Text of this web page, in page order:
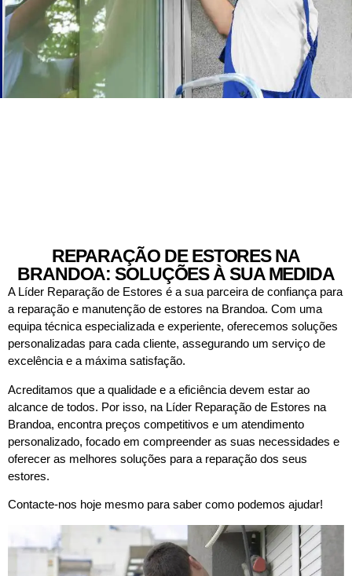
REPARAÇÃO DE ESTORES NA
BRANDOA: SOLUÇÕES À SUA MEDIDA
A Líder Reparação de Estores é a sua parceira de confiança para
a reparação e manutenção de estores na Brandoa. Com uma
equipa técnica especializada e experiente, oferecemos soluções
personalizadas para cada cliente, assegurando um serviço de
excelência e a máxima satisfação.
Acreditamos que a qualidade e a eficiência devem estar ao
alcance de todos. Por isso, na Líder Reparação de Estores na
Brandoa, encontra preços competitivos e um atendimento
personalizado, focado em compreender as suas necessidades e
oferecer as melhores soluções para a reparação dos seus
estores.
Contacte-nos hoje mesmo para saber como podemos ajudar!